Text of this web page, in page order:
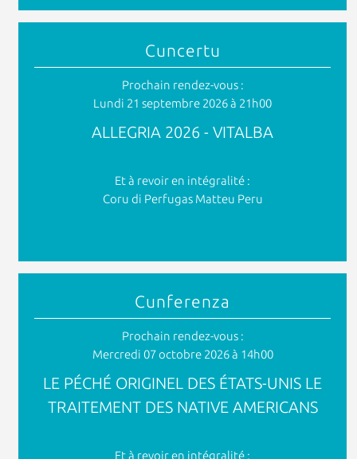
Cuncertu
Prochain rendez-vous :
Lundi 21 septembre 2026 à 21h00
ALLEGRIA 2026 - VITALBA
Et à revoir en intégralité :
Coru di Perfugas Matteu Peru
Cunferenza
Prochain rendez-vous :
Mercredi 07 octobre 2026 à 14h00
LE PÉCHÉ ORIGINEL DES ÉTATS-UNIS LE
TRAITEMENT DES NATIVE AMERICANS
Et à revoir en intégralité :